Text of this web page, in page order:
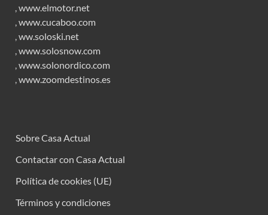
,www.elmotor.net
,www.cucaboo.com
,ww.soloski.net
,www.solosnow.com
,www.solonordico.com
,www.zoomdestinos.es
Sobre Casa Actual
Contactar con Casa Actual
Política de cookies (UE)
Términos y condiciones